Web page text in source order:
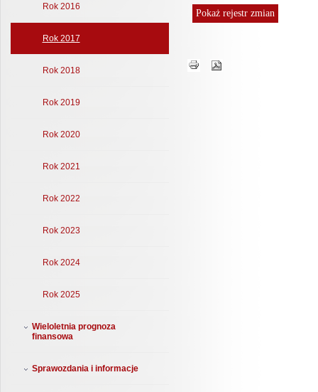
Rok 2016
Rok 2017
Rok 2018
Rok 2019
Rok 2020
Rok 2021
Rok 2022
Rok 2023
Rok 2024
Rok 2025
Wieloletnia prognoza
finansowa
Sprawozdania i informacje
Pokażrejestr zmian